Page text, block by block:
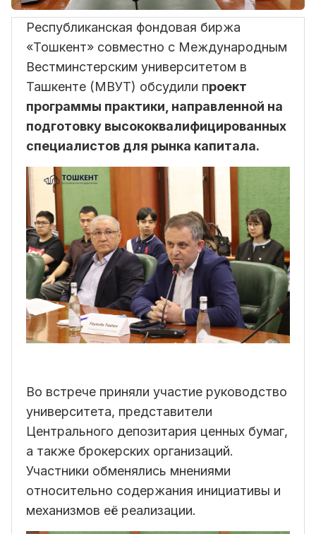
Республиканская фондовая биржа
«Тошкент» совместно с Международным
Вестминстерским университетом в
Ташкенте (МВУТ) обсудили проект
программы практики, направленной на
подготовку высококвалифицированных
специалистов для рынка капитала.
Во встрече приняли участие руководство
университета, представители
Центрального депозитария ценных бумаг,
а также брокерских организаций.
Участники обменялись мнениями
относительно содержания инициативы и
механизмов её реализации.